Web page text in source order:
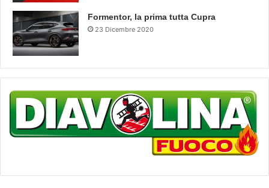
Formentor, la prima tutta Cupra
23 Dicembre 2020